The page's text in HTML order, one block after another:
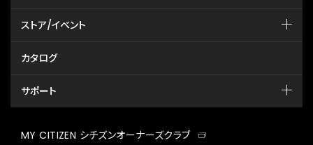
ストア/イベント
カタログ
サポート
MY CITIZEN シチズンオーナーズクラブ